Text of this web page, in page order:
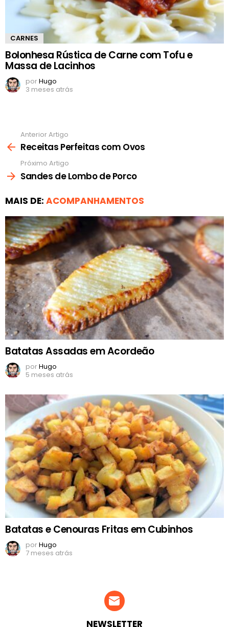
CARNES
Bolonhesa Rústica de Carne com Tofu e
Massa de Lacinhos
porHugo
3 meses atrás
mais
Anterior Artigo
Receitas Perfeitas com Ovos
Próximo Artigo
Sandes de Lombo de Porco
MAIS DE: ACOMPANHAMENTOS
Batatas Assadas em Acordeão
porHugo
5 meses atrás
Batatas e Cenouras Fritas em Cubinhos
porHugo
7 meses atrás
NEWSLETTER